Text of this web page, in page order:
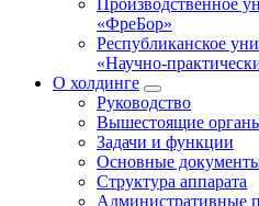
Производственное
«ФреБор»
Республиканское
«Научно-
О холдинге
Руководство
Вышестоящие
Задачи и функции
Основные
Структура аппарата
Административные